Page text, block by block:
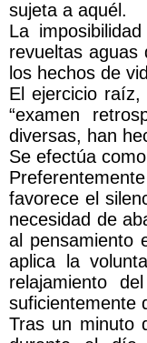
sujeta a aquél.
La
revueltas aguas
los hechos de
El ejercicio
“examen
diversas, han
Se efectúa
favorece el
necesidad de
al pensamiento
aplica la
relajamiento
suficientemente
Tras un minuto